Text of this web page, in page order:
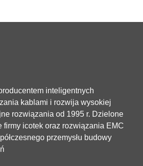
inteligentnych
kablami i rozwija wysokiej
rozwiązania od 1995 r. Dzielone
firmy icotek oraz rozwiązania EMC
przemysłu budowy